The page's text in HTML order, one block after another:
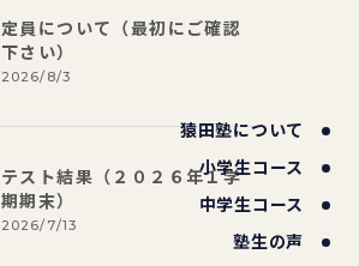
猿田塾について
小学生コース
中学生コース
塾生の声
定員について（最初にご確認
下さい）
2026/8/3
テスト結果（２０２６年１学
期期末）
2026/7/13